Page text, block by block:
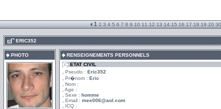
1 2 3 4 5 6 7 8 9 10 11 12 13 14 15 16 17 18 19 20 30
ERIC352
PHOTO
RENSEIGNEMENTS PERSONNELS
ETAT CIVIL
Pseudo : Eric352
Pr�nom : Eric
Nom :
Age :
Sexe : homme
Email : mee006@aol.com
ICQ :